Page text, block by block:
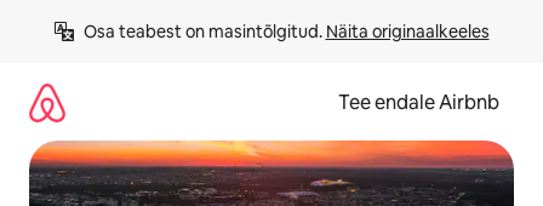
Osa teabest on masintõlgitud. Näita originaalkeeles
Tee endale Airbnb